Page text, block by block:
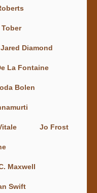
Jared Diamond
La Fontaine
Bolen
Jo Frost
Maxwell
Swift